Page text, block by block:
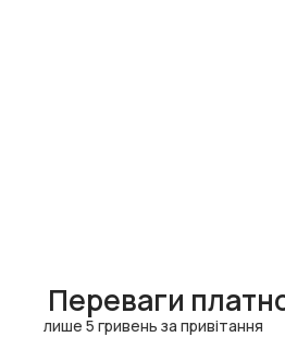
Переваги
лише 5 гривень за привітання